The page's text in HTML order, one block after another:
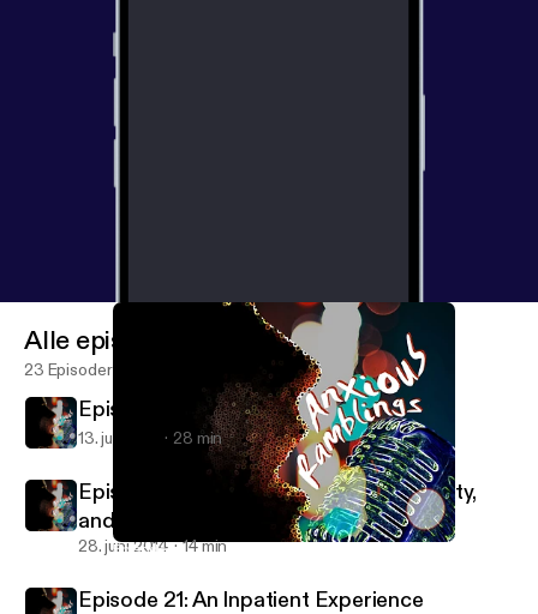
Episode 22: Sexuality, Learning Disability, and more.
Alle episoder
23 Episoder
Episode 23: Dating While Anxious
13. juli 2014 28 min
Episode 22: Sexuality, Learning Disability,
and more.
28. juni 2014 14 min
Episode 21: An Inpatient Experience